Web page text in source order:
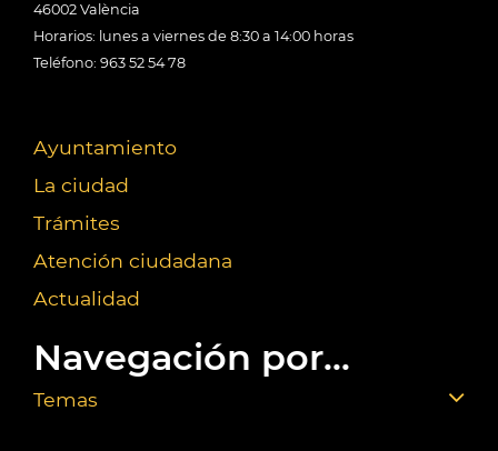
46002 València
Horarios: lunes a viernes de 8:30 a 14:00 horas
Teléfono: 963 52 54 78
Ayuntamiento
La ciudad
Trámites
Atención ciudadana
Actualidad
Navegación por...
Temas